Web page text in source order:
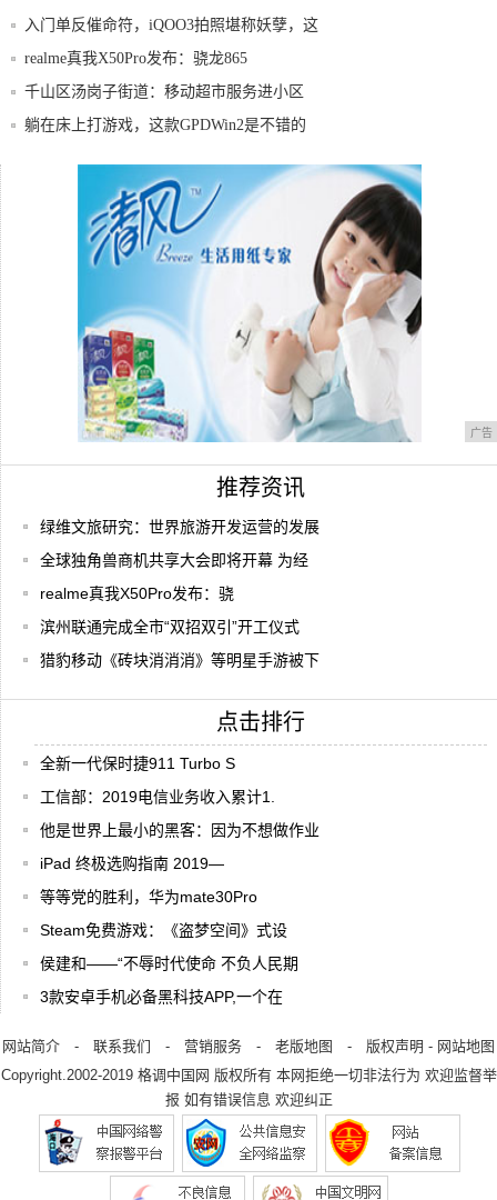
入门单反催命符，iQOO3拍照堪称妖孽，这
是
realme真我X50Pro发布：骁龙865
千山区汤岗子街道：移动超市服务进小区
躺在床上打游戏，这款GPDWin2是不错的
2019手机品牌口碑排行榜发布，前三名都是
广告
推荐资讯
绿维文旅研究：世界旅游开发运营的发展
全球独角兽商机共享大会即将开幕 为经
realme真我X50Pro发布：骁
滨州联通完成全市“双招双引”开工仪式
猎豹移动《砖块消消消》等明星手游被下
点击排行
全新一代保时捷911 Turbo S
工信部：2019电信业务收入累计1.
他是世界上最小的黑客：因为不想做作业
​iPad 终极选购指南 2019—
等等党的胜利，华为mate30Pro
Steam免费游戏：《盗梦空间》式设
侯建和——“不辱时代使命 不负人民期
3款安卓手机必备黑科技APP,一个在
网站简介 - 联系我们 - 营销服务 - 老版地图 - 版权声明 - 网站地图
Copyright.2002-2019 格调中国网 版权所有 本网拒绝一切非法行为 欢迎监督举
报 如有错误信息 欢迎纠正